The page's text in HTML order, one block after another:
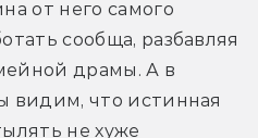
от него самого
сообща, разбавляя
драмы. А в
видим, что истинная
не хуже